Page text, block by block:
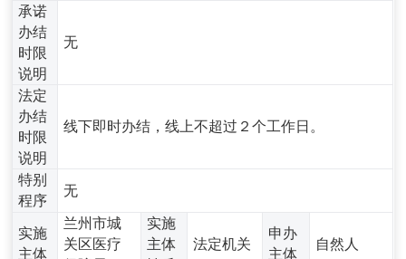
承诺
办结
时限
说明
无
法定
办结
时限
说明
线下即时办结，线上不超过２个工作日。
特别
程序
无
实施
主体
兰州市城
关区医疗
实施
主体
法定机关
申办
主体
自然人